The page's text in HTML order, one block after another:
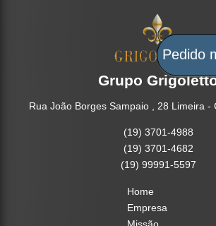
Grupo
Rua João Borges Sampaio , 28 Limeira -
(19) 3701-4988
(19) 3701-4682
(19) 99991-5597
Home
Empresa
Pedido